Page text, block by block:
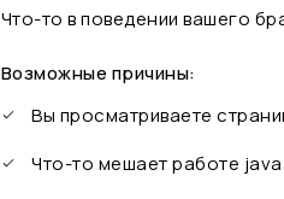
Что-то в поведении вашего
Возможные причины:
Вы просматриваете
Что-то мешает работе